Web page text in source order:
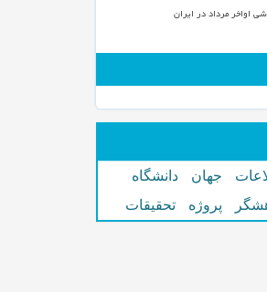
اواخر مرداد در ایران
جهان
دانشگاه
پروژه تحقیقات